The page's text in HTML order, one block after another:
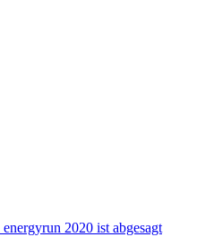
2020 ist abgesagt